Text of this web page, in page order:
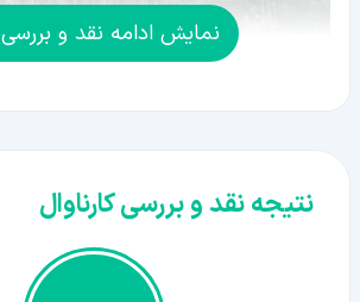
نمایش ادامه نقد و بررسی
نتیجه نقد و بررسی کارناوال